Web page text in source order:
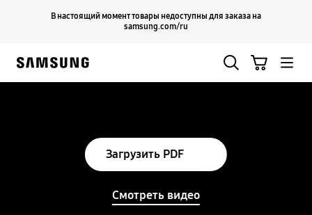
В настоящий момент товары недоступны для заказа на
samsung.com/ru
Продолжить
Смотреть видео
Загрузить PDF